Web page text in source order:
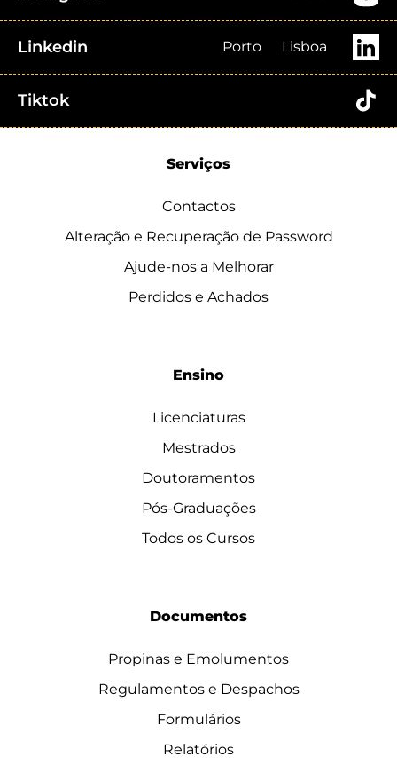
Linkedin Porto Lisboa
Tiktok
Serviços
Contactos
Alteração e Recuperação de Password
Ajude-nos a Melhorar
Perdidos e Achados
Ensino
Licenciaturas
Mestrados
Doutoramentos
Pós-Graduações
Todos os Cursos
Documentos
Propinas e Emolumentos
Regulamentos e Despachos
Formulários
Relatórios